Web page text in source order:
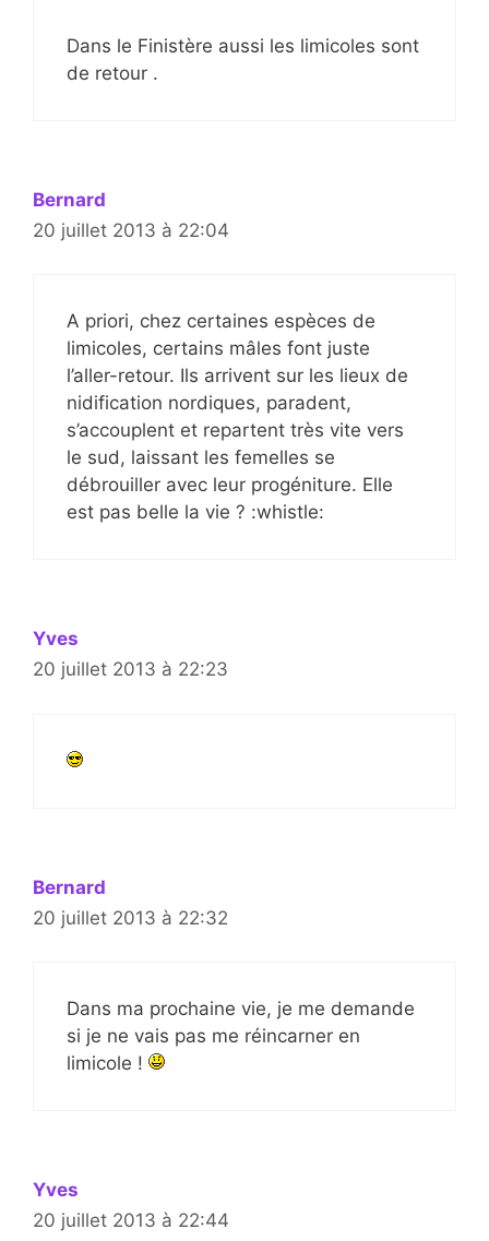
Dans le Finistère aussi les limicoles sont
de retour .
Bernard
20 juillet 2013 à 22:04
A priori, chez certaines espèces de
limicoles, certains mâles font juste
l’aller-retour. Ils arrivent sur les lieux de
nidification nordiques, paradent,
s’accouplent et repartent très vite vers
le sud, laissant les femelles se
débrouiller avec leur progéniture. Elle
est pas belle la vie ? :whistle:
Yves
20 juillet 2013 à 22:23
Bernard
20 juillet 2013 à 22:32
Dans ma prochaine vie, je me demande
si je ne vais pas me réincarner en
limicole !
Yves
20 juillet 2013 à 22:44